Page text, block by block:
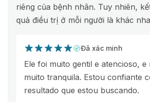
riêng của bệnh nhân. Tuy nhiên,
quả điều trị ở mỗi người là khác
Đã xác minh
Ele foi muito gentil e atencioso, e
muito tranquila. Estou confiante
resultado que estou buscando.